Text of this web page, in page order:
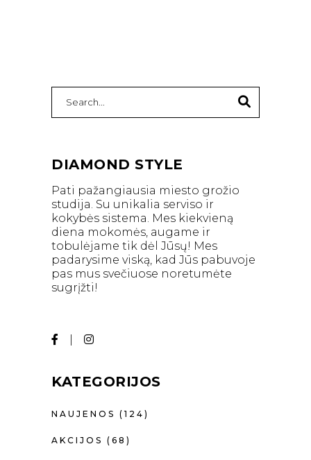
for:
DIAMOND STYLE
Pati pažangiausia miesto grožio
studija. Su unikalia serviso ir
kokybės sistema. Mes kiekvieną
diena mokomės, augame ir
tobulėjame tik dėl Jūsų! Mes
padarysime viską, kad Jūs pabuvoje
pas mus svečiuose noretumėte
sugrįžti!
KATEGORIJOS
NAUJENOS (124)
AKCIJOS (68)